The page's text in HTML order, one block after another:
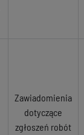
Zawiadomienia
dotyczące
zgłoszeń robót